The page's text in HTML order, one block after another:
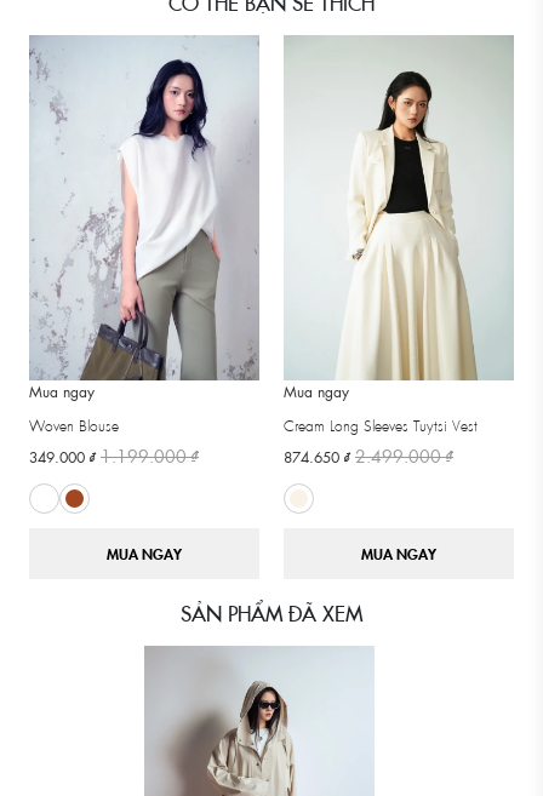
Mua ngay
Woven Blouse
349.000 ₫1.199.000 ₫
MUA NGAY
Mua ngay
Cream Long Sleeves Tuytsi Vest
874.650 ₫2.499.000 ₫
MUA NGAY
SẢN PHẨM ĐÃ XEM